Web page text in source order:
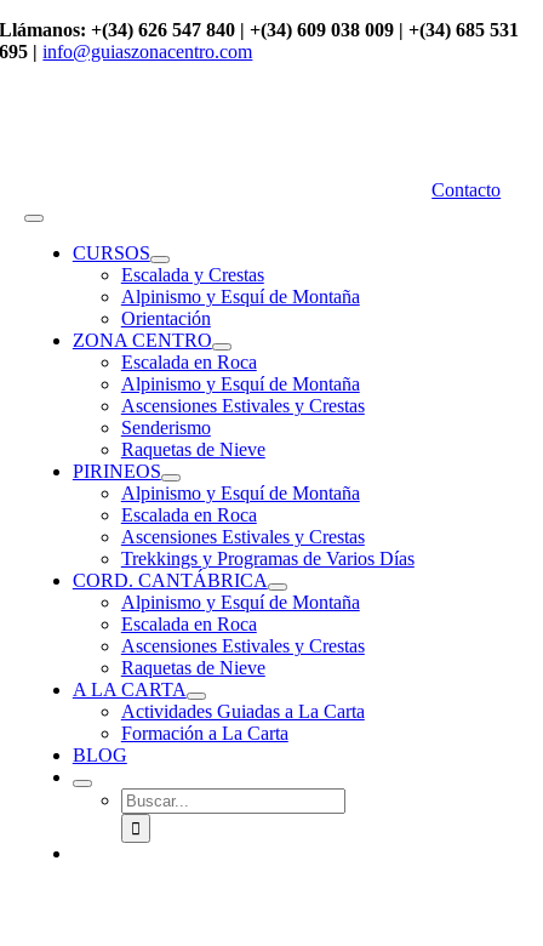
Saltar
al
Llámanos: +(34) 626 547 840 | +(34) 609 038 009 | +(34) 685 531
695 | info@guiaszonacentro.com
Contacto
Toggle
NavigationCURSOS
Escalada y Crestas
Alpinismo y Esquí de Montaña
Orientación
ZONA CENTRO
Escalada en Roca
Alpinismo y Esquí de Montaña
Ascensiones Estivales y Crestas
Senderismo
Raquetas de Nieve
PIRINEOS
Alpinismo y Esquí de Montaña
Escalada en Roca
Ascensiones Estivales y Crestas
Trekkings y Programas de Varios Días
CORD. CANTÁBRICA
Alpinismo y Esquí de Montaña
Escalada en Roca
Ascensiones Estivales y Crestas
Raquetas de Nieve
A LA CARTA
Actividades Guiadas a La Carta
Formación a La Carta
BLOG
Buscar: